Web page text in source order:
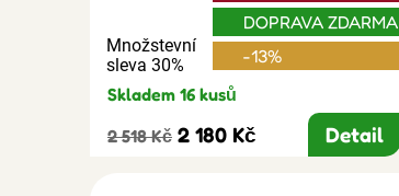
Množstevní
sleva 30%
DOPRAVA ZDARMA
-13%
Skladem 16 kusů
2 518 Kč 2 180 Kč Detail